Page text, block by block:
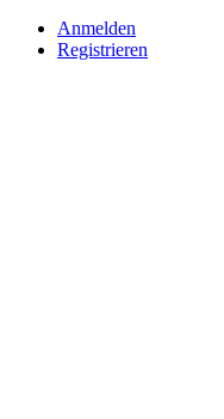
Anmelden
Registrieren